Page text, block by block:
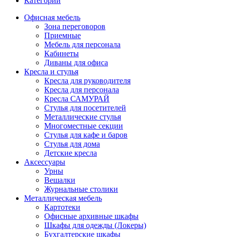
Офисная мебель
Зона переговоров
Приемные
Мебель для персонала
Кабинеты
Диваны для офиса
Кресла и стулья
Кресла для руководителя
Кресла для персонала
Кресла САМУРАЙ
Стулья для посетителей
Металлические стулья
Многоместные секции
Стулья для кафе и баров
Стулья для дома
Детские кресла
Аксессуары
Урны
Вешалки
Журнальные столики
Металлическая мебель
Картотеки
Офисные архивные шкафы
Шкафы для одежды (Локеры)
Бухгалтерские шкафы